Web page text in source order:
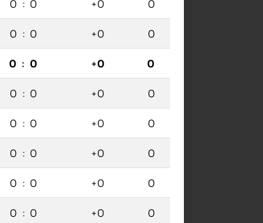
0 : 0 +0 0
0 : 0 +0 0
0 : 0 +0 0
0 : 0 +0 0
0 : 0 +0 0
0 : 0 +0 0
0 : 0 +0 0
0 : 0 +0 0